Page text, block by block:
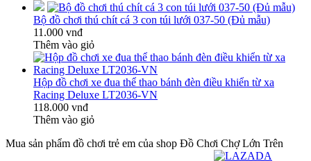
Bộ đồ chơi thú chít cá 3 con túi lưới 037-50 (Đủ mẫu)
11.000 vnđ
Thêm vào giỏ
Hộp đồ chơi xe đua thể thao bánh đèn điều khiển từ xa
Racing Deluxe LT2036-VN
118.000 vnđ
Thêm vào giỏ
Mua sản phẩm đồ chơi trẻ em của shop Đồ Chơi Chợ Lớn Trên